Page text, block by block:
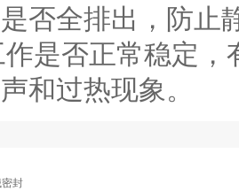
否全排出，防止
是否正常稳定
和过热现象。
封